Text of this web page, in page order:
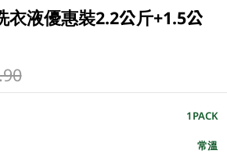
衣液優惠裝2.2公斤+1.5公
1PACK
常溫